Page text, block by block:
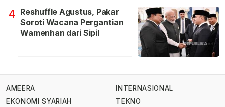
4 Reshuffle Agustus, Pakar
Soroti Wacana Pergantian
Wamenhan dari Sipil
AMEERA
EKONOMI SYARIAH
INTERNASIONAL
TEKNO